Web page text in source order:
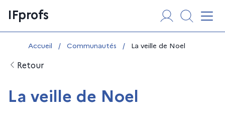
au
contenu
IFprofs
Vous êtes ici :
Accueil / Communautés / La veille de Noel
Retour
La veille de Noel